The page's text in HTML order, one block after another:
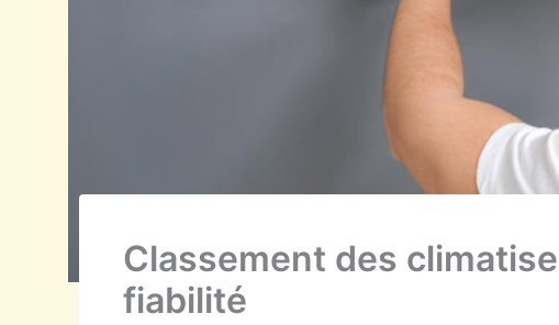
Classement des
fiabilité